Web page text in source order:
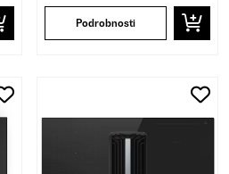
Podrobnosti